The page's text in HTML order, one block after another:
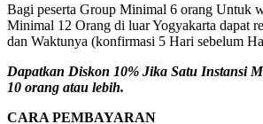
Bagi peserta Group Minimal 6 orang Untuk
Minimal 12 Orang di luar Yogyakarta dapat
dan Waktunya (konfirmasi 5 Hari sebelum
Dapatkan Diskon 10% Jika Satu Instansi
10 orang atau lebih.
CARA PEMBAYARAN